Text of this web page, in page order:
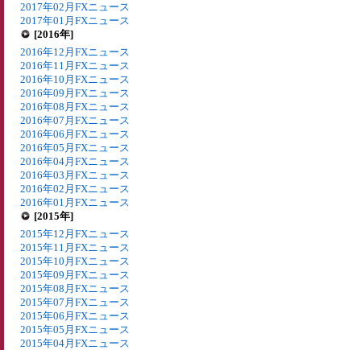
2017年02月FXニュース
2017年01月FXニュース
[2016年]
2016年12月FXニュース
2016年11月FXニュース
2016年10月FXニュース
2016年09月FXニュース
2016年08月FXニュース
2016年07月FXニュース
2016年06月FXニュース
2016年05月FXニュース
2016年04月FXニュース
2016年03月FXニュース
2016年02月FXニュース
2016年01月FXニュース
[2015年]
2015年12月FXニュース
2015年11月FXニュース
2015年10月FXニュース
2015年09月FXニュース
2015年08月FXニュース
2015年07月FXニュース
2015年06月FXニュース
2015年05月FXニュース
2015年04月FXニュース